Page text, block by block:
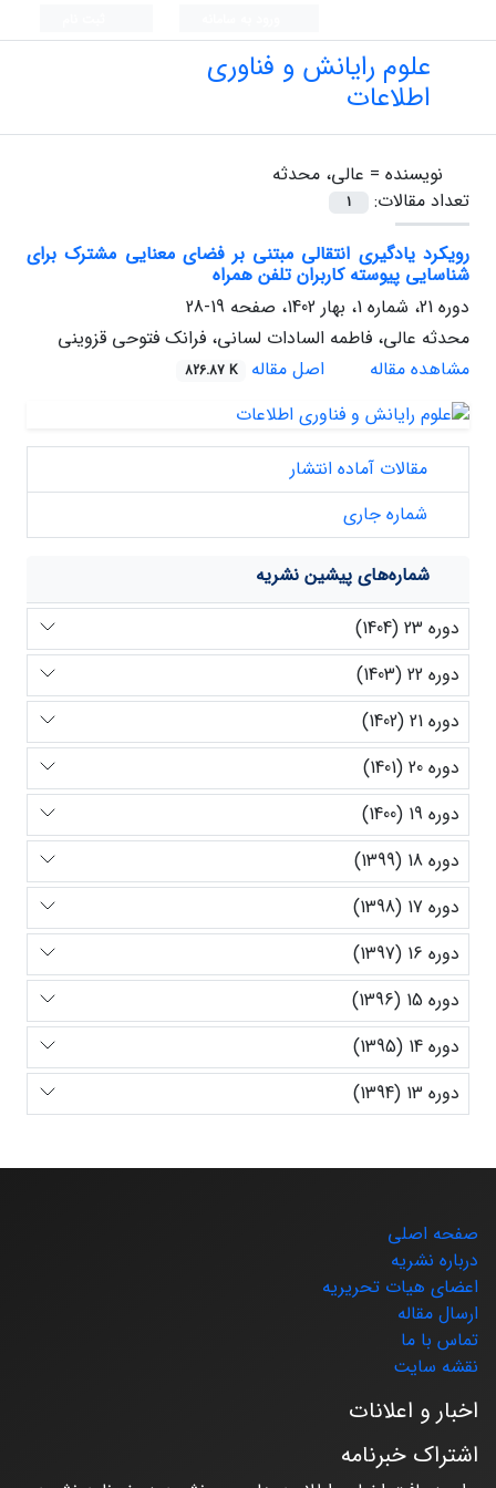
علوم رایانش و فناوری
اطلاعات
نویسنده = عالی، محدثه
تعداد مقالات:
1
رویکرد یادگیری انتقالی مبتنی بر فضای معنایی مشترک برای
شناسایی پیوسته کاربران تلفن همراه
دوره 21، شماره 1، بهار 1402، صفحه
19-28
محدثه عالی، فاطمه السادات لسانی، فرانک فتوحی قزوینی
مشاهده مقاله
اصل مقاله 826.87 K
مقالات آماده انتشار
شماره جاری
شماره‌های پیشین نشریه
دوره 23 (1404)
دوره 22 (1403)
دوره 21 (1402)
دوره 20 (1401)
دوره 19 (1400)
دوره 18 (1399)
دوره 17 (1398)
دوره 16 (1397)
دوره 15 (1396)
دوره 14 (1395)
دوره 13 (1394)
صفحه اصلی
درباره نشریه
اعضای هیات تحریریه
ارسال مقاله
تماس با ما
نقشه سایت
اخبار و اعلانات
اشتراک خبرنامه